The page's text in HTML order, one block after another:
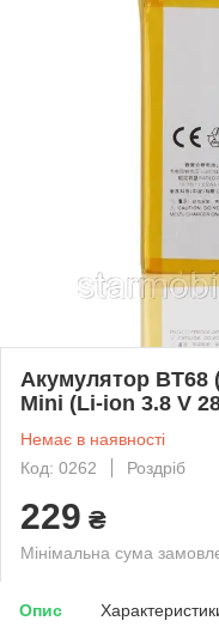
Акумулятор BT68
Mini (Li-ion 3.8 V
Немає в наявності
Код: 0262
Роздріб
229 ₴
Мінімальна сума
Опис